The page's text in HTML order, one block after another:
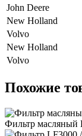
John Deere
New Holland
Volvo
New Holland
Volvo
Похожие
Фильтр масляный